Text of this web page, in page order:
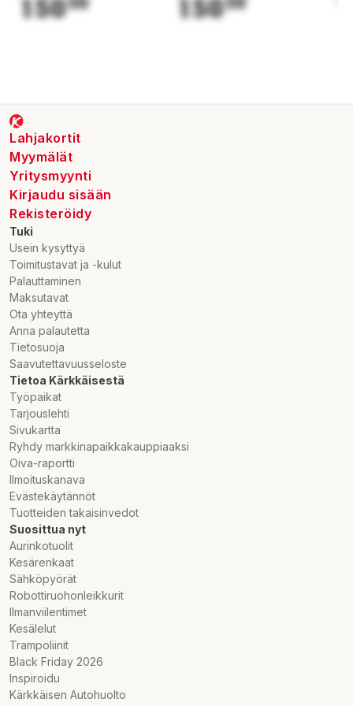
150 150
Lahjakortit
Myymälät
Yritysmyynti
Kirjaudu sisään
Rekisteröidy
Tuki
Usein kysyttyä
Toimitustavat ja -kulut
Palauttaminen
Maksutavat
Ota yhteyttä
Anna palautetta
Tietosuoja
Saavutettavuusseloste
Tietoa Kärkkäisestä
Työpaikat
Tarjouslehti
Sivukartta
Ryhdy markkinapaikkakauppiaaksi
Oiva-raportti
Ilmoituskanava
Evästekäytännöt
Tuotteiden takaisinvedot
Suosittua nyt
Aurinkotuolit
Kesärenkaat
Sähköpyörät
Robottiruohonleikkurit
Ilmanviilentimet
Kesälelut
Trampoliinit
Black Friday 2026
Inspiroidu
Kärkkäisen Autohuolto